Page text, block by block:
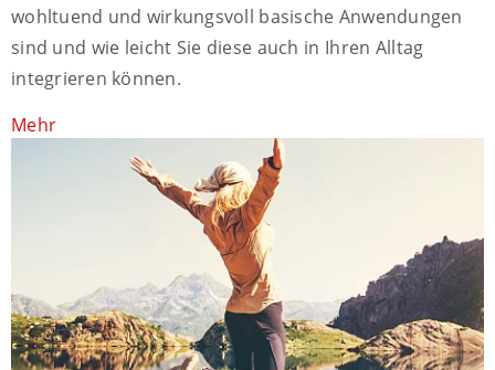
wohltuend und wirkungsvoll basische Anwendungen
sind und wie leicht Sie diese auch in Ihren Alltag
integrieren können.
Mehr